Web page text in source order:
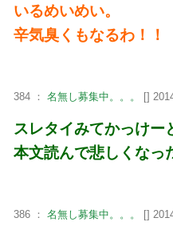
いるめいめい。
辛気臭くもなるわ！！
384 ： 名無し募集中。。。 []
スレタイみてかっけー
本文読んで悲しくなっ
386 ： 名無し募集中。。。 []